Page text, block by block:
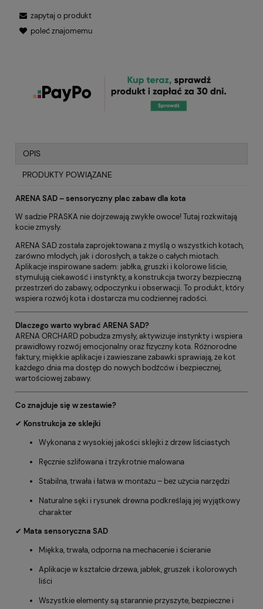
zapytaj o produkt
poleć znajomemu
OPIS
PRODUKTY POWIĄZANE
ARENA SAD – sensoryczny plac zabaw dla kota
W sadzie PRASKA nie dojrzewają zwykłe owoce! Tutaj rozkwitają
kocie zmysły.
ARENA SAD została zaprojektowana z myślą o wszystkich kotach,
zarówno młodych, jak i dorosłych, a także o całych miotach.
Aplikacje inspirowane sadem: jabłka, gruszki i kolorowe liście,
stymulują ciekawość i instynkty, a konstrukcja tworzy bezpieczną
przestrzeń do zabawy, odpoczynku i obserwacji. To produkt, który
wspiera rozwój kota i dostarcza mu codziennej radości.
Dlaczego warto wybrać ARENA SAD?
ARENA ORCHARD pobudza zmysły, aktywizuje instynkty i wspiera
prawidłowy rozwój emocjonalny oraz fizyczny kota. Różnorodne
faktury, miękkie aplikacje i zawieszane zabawki sprawiają, że kot
każdego dnia ma dostęp do nowych bodźców i bezpiecznej,
wartościowej zabawy.
Co znajduje się w zestawie?
✔ Konstrukcja ze sklejki
Wykonana z wysokiej jakości sklejki z drzew liściastych
Ręcznie szlifowana i trzykrotnie malowana
Stabilna, trwała i łatwa w montażu – bez użycia narzędzi
Naturalne sęki i rysunek drewna podkreślają jej wyjątkowy
charakter
✔ Mata sensoryczna SAD
Miękka, trwała, odporna na mechacenie i ścieranie
Aplikacje w kształcie drzewa, jabłek, gruszek i kolorowych
liści
Wszystkie elementy są starannie przyszyte, bezpieczne i